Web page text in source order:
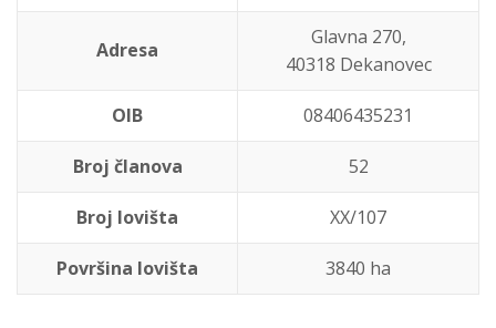
Adresa
Glavna 270,
40318 Dekanovec
OIB 08406435231
Broj članova 52
Broj lovišta XX/107
Površina lovišta 3840 ha